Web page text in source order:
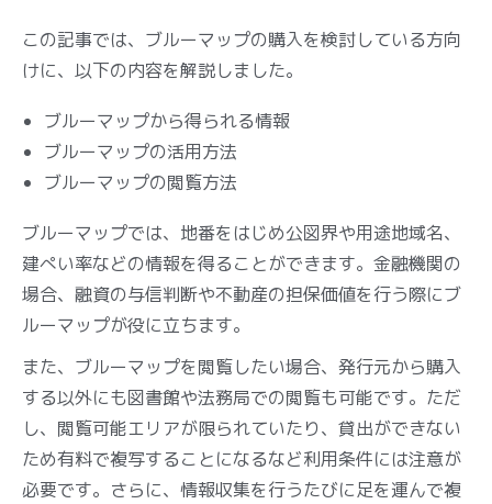
この記事では、ブルーマップの購入を検討している方向
けに、以下の内容を解説しました。
ブルーマップから得られる情報
ブルーマップの活用方法
ブルーマップの閲覧方法
ブルーマップでは、地番をはじめ公図界や用途地域名、
建ぺい率などの情報を得ることができます。金融機関の
場合、融資の与信判断や不動産の担保価値を行う際にブ
ルーマップが役に立ちます。
また、ブルーマップを閲覧したい場合、発行元から購入
する以外にも図書館や法務局での閲覧も可能です。ただ
し、閲覧可能エリアが限られていたり、貸出ができない
ため有料で複写することになるなど利用条件には注意が
必要です。さらに、情報収集を行うたびに足を運んで複